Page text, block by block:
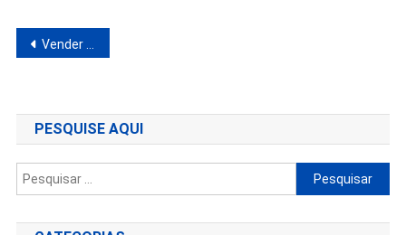
Navegação
Post
Vender na Shopee: Como Comprar por R$0,79 e Revender por R$19,97 (Estratégia que Funciona em 2026)
PESQUISE AQUI
Pesquisar
por: